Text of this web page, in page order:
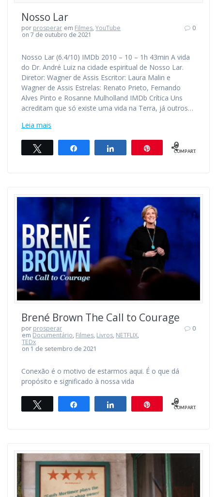
Nosso Lar
por prosperar em Filmes,YouTube
on 7 de outubro de 2021
0
Nosso Lar (6.4/10) IMDb 2010 – 10 – 1h 43min A vida
do Dr. André Luiz na cidade espiritual de Nosso Lar.
Diretor: Wagner de Assis Escritor: Laura Malin e
Wagner de Assis Estrelas: Renato Prieto, Fernando
Alves Pinto e Rosanne Mulholland IMDb Crítica Uns
acreditam que só existe uma vida na Terra, já outros…
Leia mais
Compartilhar Compartilhar 0
COMPART.
Brené Brown The Call to Courage
por prosperar
em Documentário, Filmes, Livros, NETFLIX,
TEDx
on 1 de setembro de 2021
0
Conexão é o motivo de estarmos aqui. É o que dá
propósito e significado à nossa vida
Compartilhar Compartilhar 0
COMPART.